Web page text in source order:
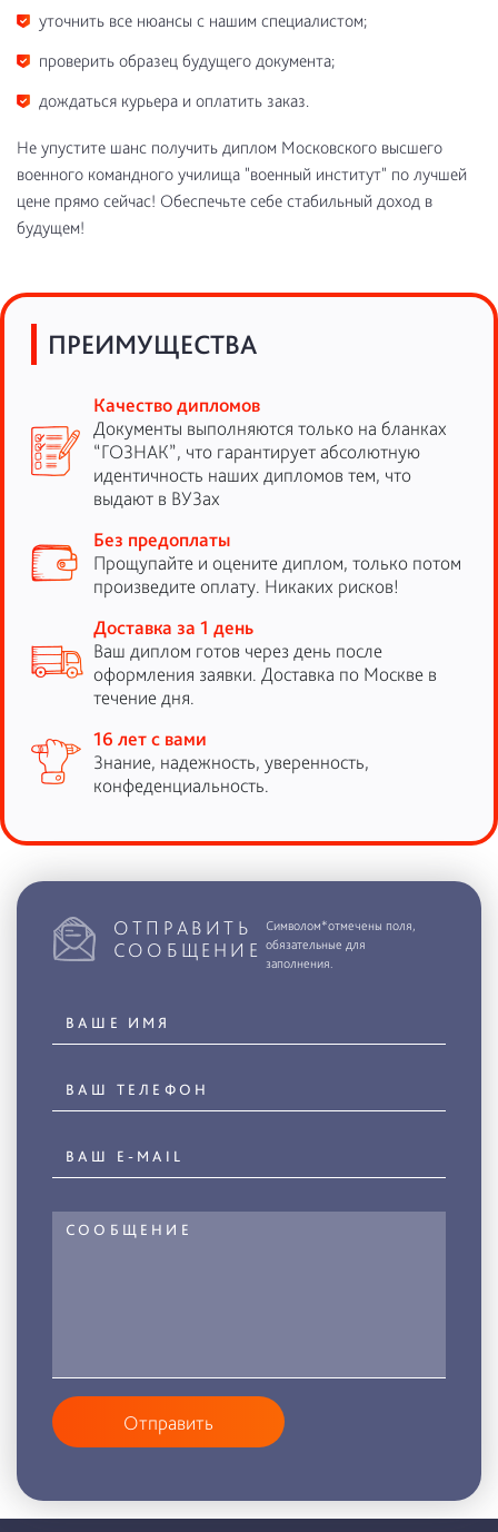
уточнить все нюансы с нашим специалистом;
проверить образец будущего документа;
дождаться курьера и оплатить заказ.
Не упустите шанс получить диплом Московского высшего
военного командного училища "военный институт" по лучшей
цене прямо сейчас! Обеспечьте себе стабильный доход в
будущем!
ПРЕИМУЩЕСТВА
Качество дипломов
Документы выполняются только на бланках
“ГОЗНАК”, что гарантирует абсолютную
идентичность наших дипломов тем, что
выдают в ВУЗах
Без предоплаты
Прощупайте и оцените диплом, только потом
произведите оплату. Никаких рисков!
Доставка за 1 день
Ваш диплом готов через день после
оформления заявки. Доставка по Москве в
течение дня.
16 лет с вами
Знание, надежность, уверенность,
конфеденциальность.
ОТПРАВИТЬ
СООБЩЕНИЕ
Символом*отмечены поля,
обязательные для
заполнения.
Отправить